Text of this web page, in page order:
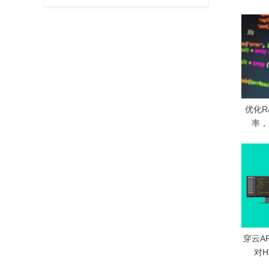
航
s
P
s
t
:
优化
率
穿云
对